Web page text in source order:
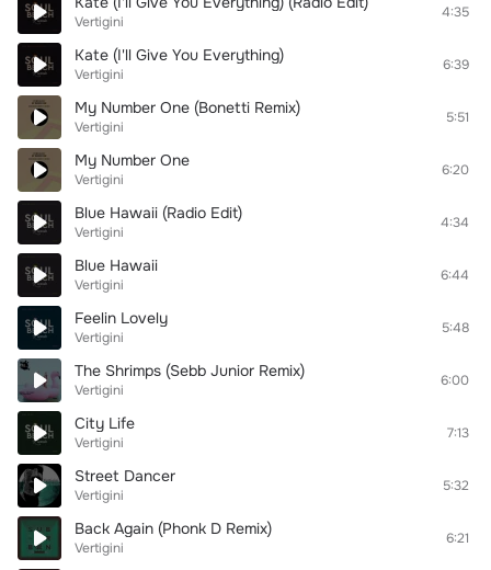
Vertigini
4:35
Kate (I'll Give You Everything)
Vertigini
6:39
My Number One (Bonetti Remix)
Vertigini
5:51
My Number One
Vertigini
6:20
Blue Hawaii (Radio Edit)
Vertigini
4:34
Blue Hawaii
Vertigini
6:44
Feelin Lovely
Vertigini
5:48
The Shrimps (Sebb Junior Remix)
Vertigini
6:00
City Life
Vertigini
7:13
Street Dancer
Vertigini
5:32
Back Again (Phonk D Remix)
Vertigini
6:21